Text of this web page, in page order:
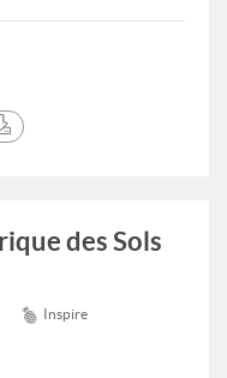
des Sols
Inspire